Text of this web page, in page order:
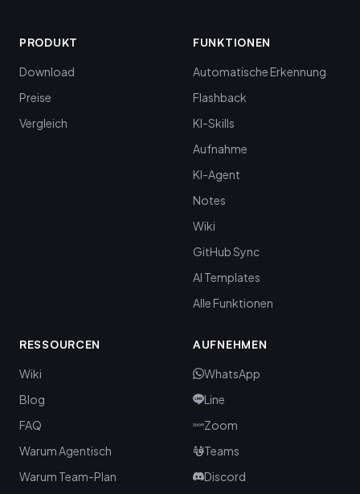
PRODUKT
Download
Preise
Vergleich
FUNKTIONEN
Automatische Erkennung
Flashback
KI-Skills
Aufnahme
KI-Agent
Notes
Wiki
GitHub Sync
AI Templates
Alle Funktionen
RESSOURCEN
Wiki
Blog
FAQ
Warum Agentisch
Warum Team-Plan
AUFNEHMEN
WhatsApp
Line
Zoom
Teams
Discord